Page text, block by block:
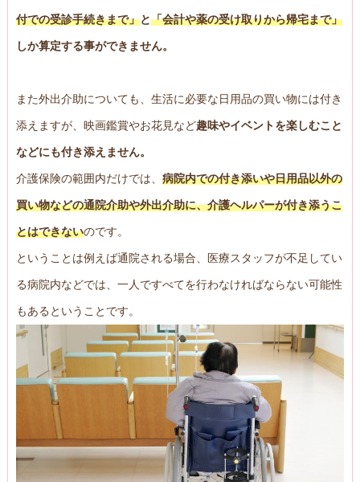
付での受診手続きまで」と「会計や薬の受け取りから帰宅まで」
しか算定する事ができません。
また外出介助についても、生活に必要な日用品の買い物には付き
添えますが、映画鑑賞やお花見など趣味やイベントを楽しむこと
などにも付き添えません。
介護保険の範囲内だけでは、 病院内での付き添いや日用品以外の
買い物などの通院介助や外出介助に、介護ヘルパーが付き添うこ
とはできないのです。
ということは例えば通院される場合、医療スタッフが不足してい
る病院内などでは、一人ですべてを行わなければならない可能性
もあるということです。